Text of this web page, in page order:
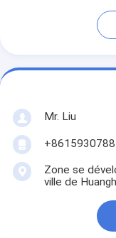
Mr. Liu
Zone se
ville de